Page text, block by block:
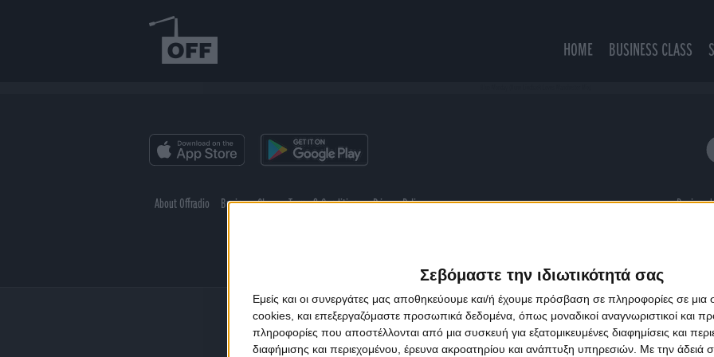
Σεβόμαστε την ιδιωτικότητά σας
Εμείς και οι συνεργάτες μας αποθηκεύουμε και/ή έχουμε πρόσβαση σε πληροφορίες σε
cookies, και επεξεργαζόμαστε προσωπικά δεδομένα, όπως μοναδικοί αναγνωριστικοί και
πληροφορίες που αποστέλλονται από μια συσκευή για εξατομικευμένες διαφημίσεις και
διαφήμισης και περιεχομένου, έρευνα ακροατηρίου και ανάπτυξη υπηρεσιών. Με την άδειά
HOME BUSINESS CLASS
About Offradio Business Class Terms & Conditions Privacy Policy